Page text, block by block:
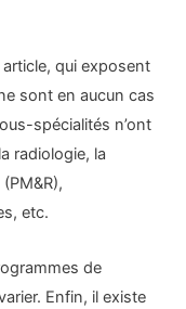
qui exposent
sont en aucun cas
spécialités n’ont
radiologie, la
etc.
de
Enfin, il existe